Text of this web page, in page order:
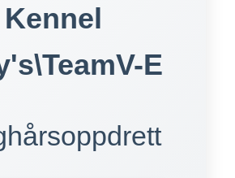
Kennel
E